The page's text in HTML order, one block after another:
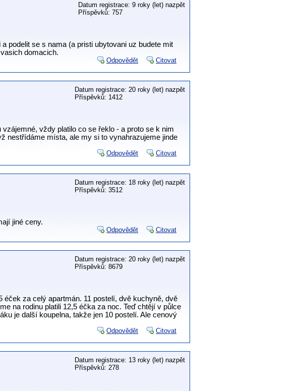
Datum registrace: 9 roky (let) nazpět
Příspěvků: 757
podelit se s nama (a pristi ubytovani uz budete mit
domacich.
Odpovědět Citovat
Datum registrace: 20 roky (let) nazpět
Příspěvků: 1412
vždy platilo co se řeklo - a proto se k nim
nestřídáme místa, ale my si to vynahrazujeme jinde
Odpovědět Citovat
Datum registrace: 18 roky (let) nazpět
Příspěvků: 3512
jiné ceny.
Odpovědět Citovat
Datum registrace: 20 roky (let) nazpět
Příspěvků: 8679
za celý apartmán. 11 postelí, dvě kuchyně, dvě
na rodinu platili 12,5 éčka za noc. Teď chtějí v půlce
je další koupelna, takže jen 10 postelí. Ale cenový
Odpovědět Citovat
Datum registrace: 13 roky (let) nazpět
Příspěvků: 278